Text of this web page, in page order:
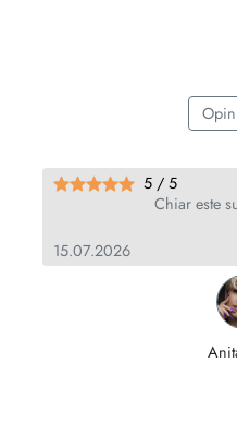
Chiar este
5 / 5
15.07.2026